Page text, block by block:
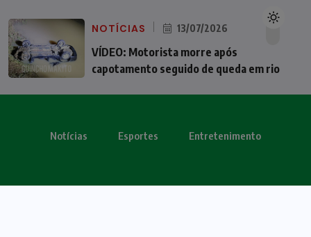
NOTÍCIAS 13/07/2026
VÍDEO: Motorista morre após
capotamento seguido de queda em rio
Notícias Esportes Entretenimento